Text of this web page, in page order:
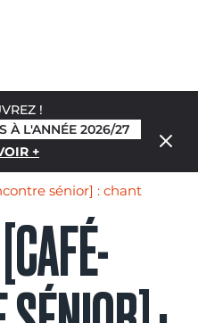
!
À L'ANNÉE 2026/27
+
sénior] : chant